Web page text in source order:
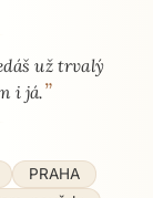
už trvalý
i já.”
PRAHA